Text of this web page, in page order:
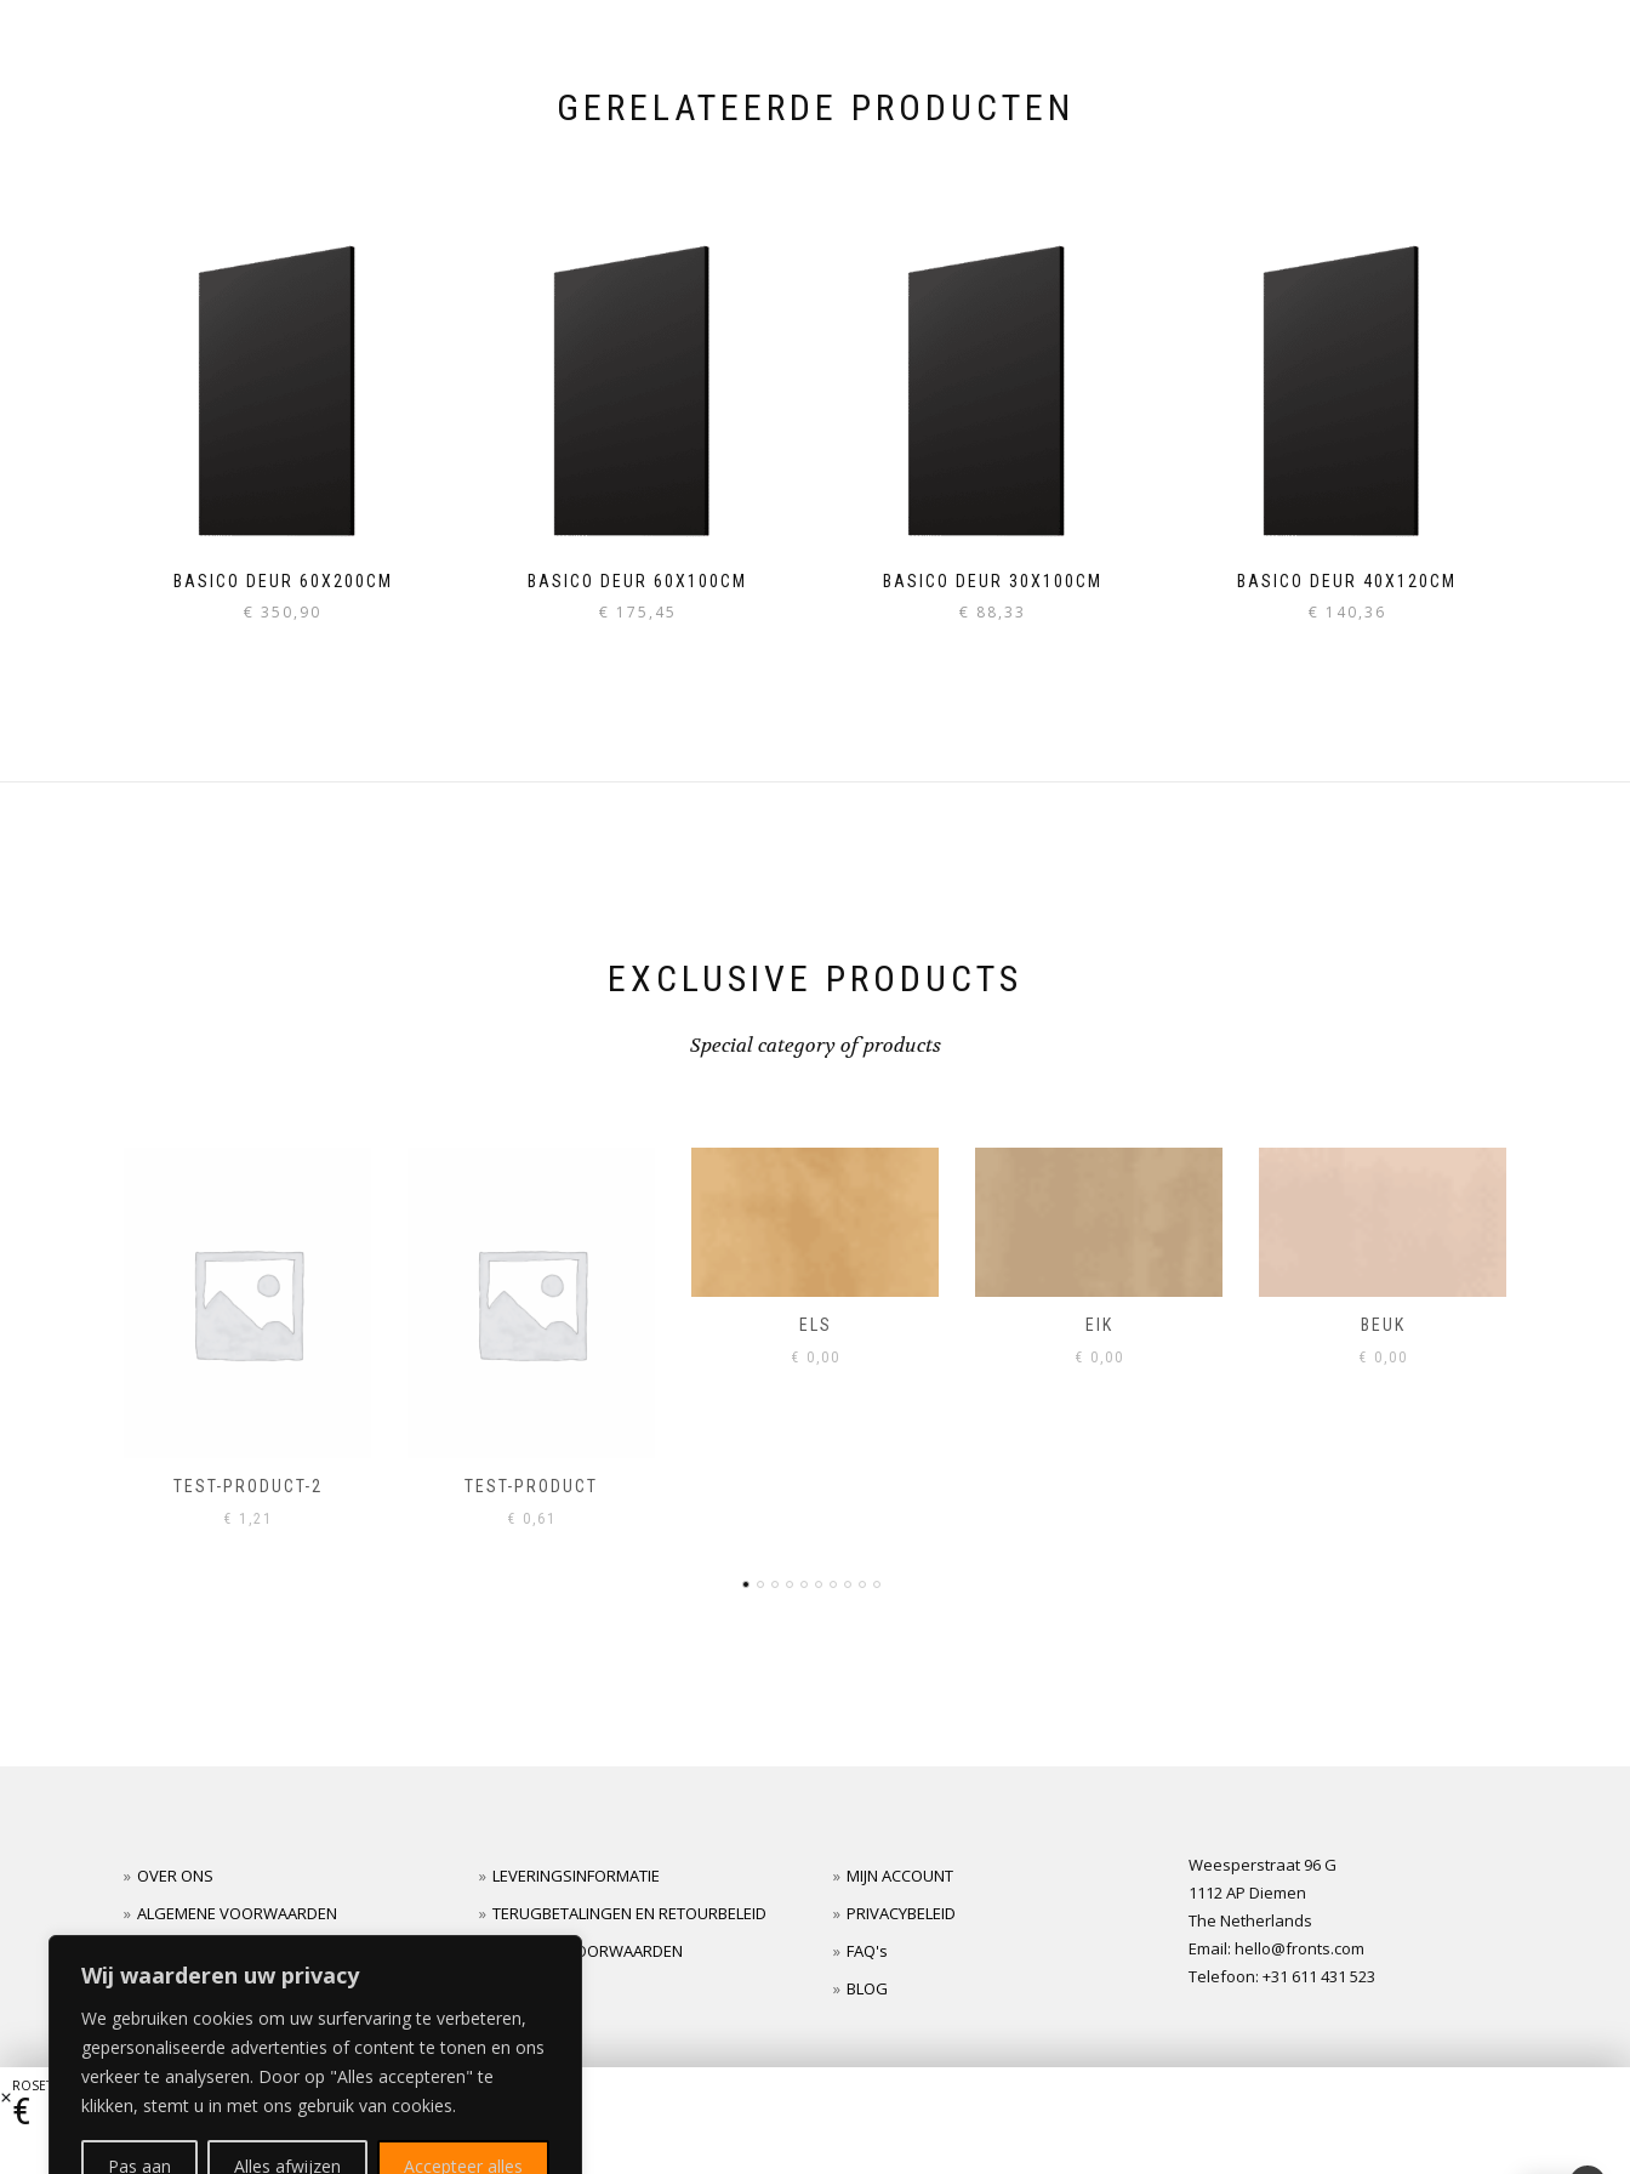
Wij waarderen uw privacy
We gebruiken cookies om uw surfervaring te verbeteren,
gepersonaliseerde advertenties of content te tonen en ons
verkeer te analyseren. Door op "Alles accepteren" te
klikken, stemt u in met ons gebruik van cookies.
Pas aan Alles afwijzen Accepteer alles
GERELATEERDE PRODUCTEN
BASICO DEUR 60X200CM
€ 350,90
BASICO DEUR 60X100CM
€ 175,45
BASICO DEUR 30X100CM
€ 88,33
BASICO DEUR 40X120CM
€ 140,36
EXCLUSIVE PRODUCTS
Special category of products
TEST-PRODUCT
€ 0,61
ELS
€0,00
EIK
€ 0,00
BEUK
€ 0,00
VISONE
€ 0,00
OVER ONS
ALGEMENE VOORWAARDEN
LEVERINGSINFORMATIE
TERUGBETALINGEN EN RETOURBELEID
GARANTIEVOORWAARDEN
MIJN ACCOUNT
PRIVACYBELEID
FAQ's
BLOG
Weesperstraat 96 G
1112 AP Diemen
The Netherlands
Email: hello@fronts.com
Telefoon: +31 611 431 523
ROSETELLO DEUR 30x100cm
€ 101,64